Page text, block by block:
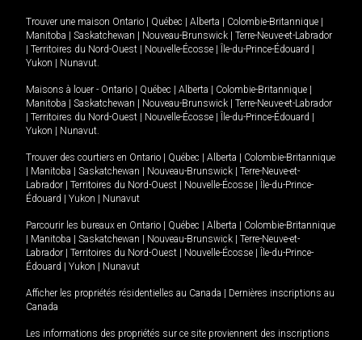
Trouver une maison Ontario Québec Alberta Colombie-Britannique
Manitoba
Saskatchewan Nouveau-Brunswick
Terre-Neuve-et-Labrador
Territoires du Nord-Ouest Nouvelle-Écosse Île-du-Prince-Édouard
Yukon
Nunavut.
Maisons à louer - Ontario Québec Alberta Colombie-Britannique
Manitoba
Saskatchewan Nouveau-Brunswick
Terre-Neuve-et-Labrador
Territoires du Nord-Ouest Nouvelle-Écosse Île-du-Prince-Édouard
Yukon
Nunavut.
Trouver des courtiers en Ontario Québec Alberta
Colombie-Britannique
Manitoba Saskatchewan Nouveau-Brunswick
Terre-Neuve-et-
Labrador
Territoires du Nord-Ouest Nouvelle-Écosse
Île-du-Prince-
Édouard
Yukon Nunavut
Parcourir les bureaux en Ontario Québec Alberta
Colombie-Britannique
Manitoba Saskatchewan Nouveau-Brunswick
Terre-Neuve-et-
Labrador
Territoires du Nord-Ouest Nouvelle-Écosse
Île-du-Prince-
Édouard
Yukon Nunavut
Afficher les propriétés résidentielles au Canada
Dernières inscriptions au
Canada
Les informations des propriétés sur ce site proviennent des inscriptions